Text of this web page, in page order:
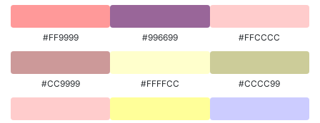
#FF9999 #996699 #FFCCCC
#CC9999 #FFFFCC #CCCC99